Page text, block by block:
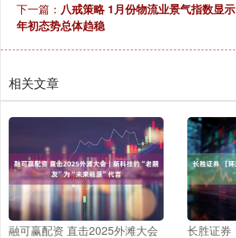
下一篇： 八戒策略 1月份物流业景气指数显
年初态势总体趋稳
相关文章
融可赢配资 直击2025外滩大会
长胜证券